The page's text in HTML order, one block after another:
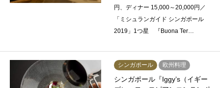
円、ディナー 15,000～20,000円／
「ミシュランガイド シンガポール
2019」1つ星 『Buona Ter…
シンガポール 欧州料理
シンガポール『Iggy’s（イギー